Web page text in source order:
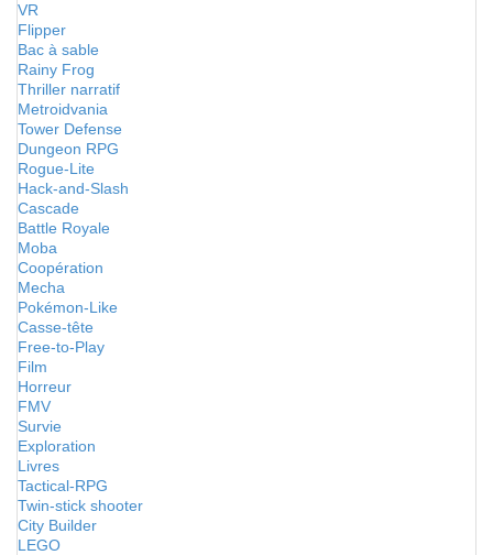
VR
Flipper
Bac à sable
Rainy Frog
Thriller narratif
Metroidvania
Tower Defense
Dungeon RPG
Rogue-Lite
Hack-and-Slash
Cascade
Battle Royale
Moba
Coopération
Mecha
Pokémon-Like
Casse-tête
Free-to-Play
Film
Horreur
FMV
Survie
Exploration
Livres
Tactical-RPG
Twin-stick shooter
City Builder
LEGO